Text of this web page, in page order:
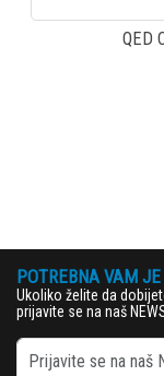
QED
POTREBNA VAM
Ukoliko želite da
prijavite se na naš